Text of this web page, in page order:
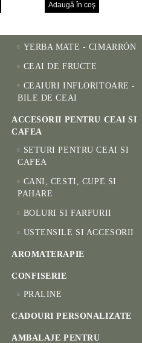
YERBA MATE - CIMARRÓN
CEAI DE FRUCTE
CEAIURI INFLORITOARE -
BILE DE CEAI
ACCESORII PENTRU CEAI SI
CAFEA
SETURI PENTRU CEAI SI
CAFEA
CANI, CESTI, CUPE SI
PAHARE
BOLURI SI FARFURII
USTENSILE SI ACCESORII
AROMATERAPIE
CONFISERIE
PRALINE
CADOURI PERSONALIZATE
AMBALAJE PENTRU